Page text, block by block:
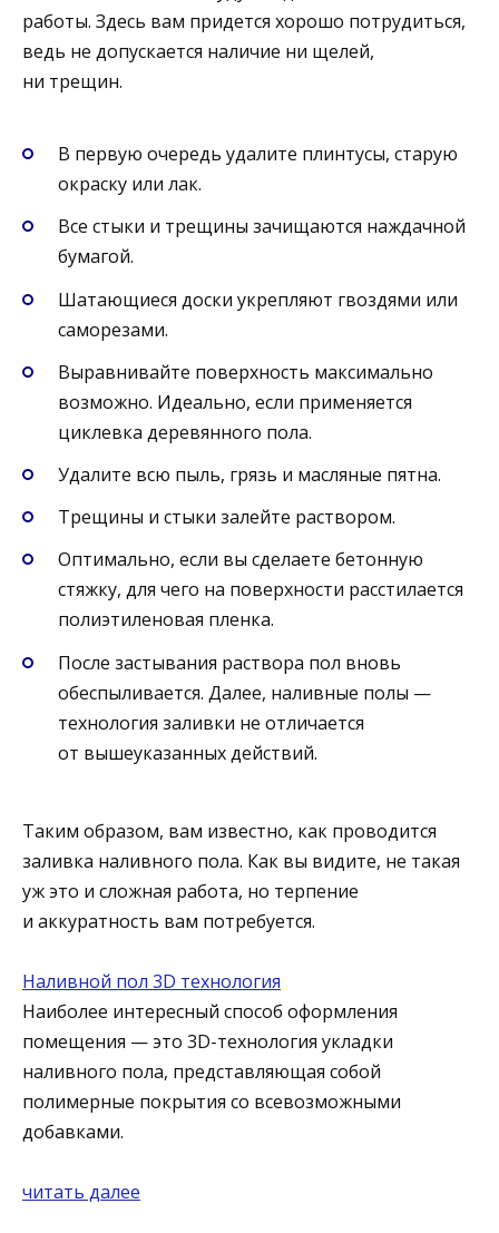
работы. Здесь вам придется хорошо потрудиться,
ведь не допускается наличие ни щелей,
ни трещин.
В первую очередь удалите плинтусы, старую
окраску или лак.
Все стыки и трещины зачищаются наждачной
бумагой.
Шатающиеся доски укрепляют гвоздями или
саморезами.
Выравнивайте поверхность максимально
возможно. Идеально, если применяется
циклевка деревянного пола.
Удалите всю пыль, грязь и масляные пятна.
Трещины и стыки залейте раствором.
Оптимально, если вы сделаете бетонную
стяжку, для чего на поверхности расстилается
полиэтиленовая пленка.
После застывания раствора пол вновь
обеспыливается. Далее, наливные полы —
технология заливки не отличается
от вышеуказанных действий.
Таким образом, вам известно, как проводится
заливка наливного пола. Как вы видите, не такая
уж это и сложная работа, но терпение
и аккуратность вам потребуется.
Наливной пол 3D технология
Наиболее интересный способ оформления
помещения — это 3D-технология укладки
наливного пола, представляющая собой
полимерные покрытия со всевозможными
добавками.
читать далее